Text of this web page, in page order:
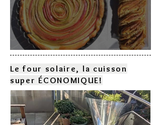
Deux gâteaux à la rhubarbe
Le four solaire, la cuisson
super ÉCONOMIQUE!